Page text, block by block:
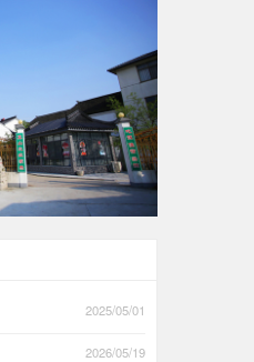
2025/05/01
2026/05/19